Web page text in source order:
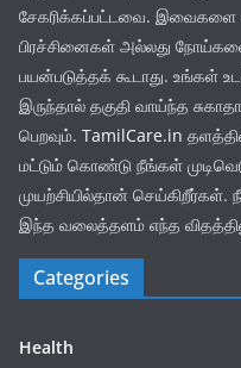
சேகரிக்கப்பட்டவை. இவைகளை
பிரச்சினைகள் அல்லது
பயன்படுத்தக் கூடாது. உங்கள்
இருந்தால் தகுதி வாய்ந்த
பெறவும். TamilCare.in
மட்டும் கொண்டு நீங்கள்
முயற்சியில்தான் செய்கிறீர்கள்.
இந்த வலைத்தளம் எந்த
Categories
Health